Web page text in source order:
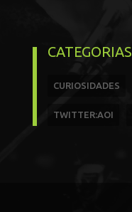
CATEGORIAS
CURIOSIDADES
TWITTER:AOI